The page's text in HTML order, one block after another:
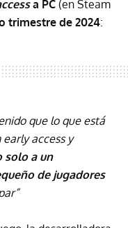
a PC (en Steam
trimestre de 2024:
que lo que está
access y
solo a un
de jugadores